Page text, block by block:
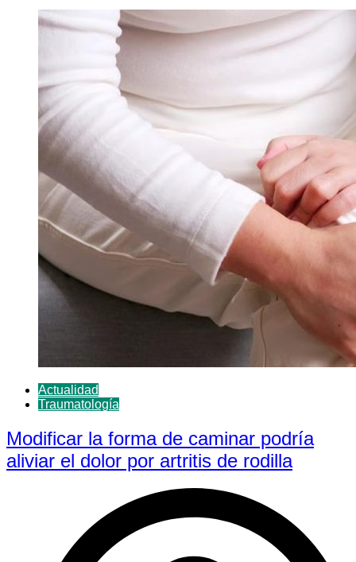
Actualidad
Traumatología
Modificar la forma de caminar podría
aliviar el dolor por artritis de rodilla